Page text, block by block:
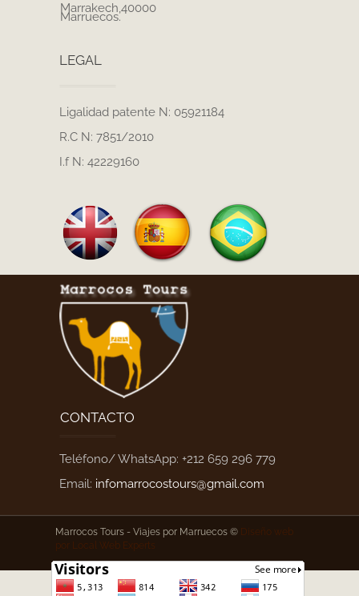
Marrakech,40000
Marruecos.
Marrocos Tours - Viajes por Marruecos © Diseño web
por Local Web Experts
Teléfono/ WhatsApp: +212 659 296 779
Email: infomarrocostours@gmail.com
CONTACTO
Ligalidad patente N: 05921184
R.C N: 7851/2010
I.f N: 42229160
LEGAL